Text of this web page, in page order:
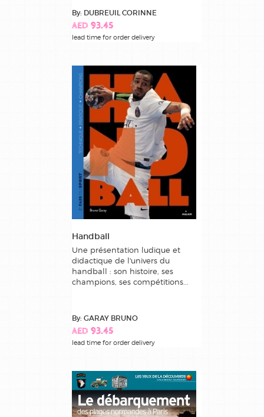
By: DUBREUIL CORINNE
AED 93.45
lead time for order delivery
Handball
Une présentation ludique et
didactique de l'univers du
handball : son histoire, ses
champions, ses compétitions...
By: GARAY BRUNO
AED 93.45
lead time for order delivery